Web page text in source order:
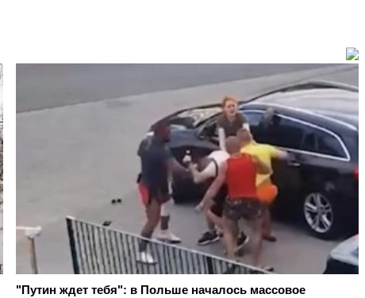
"Путин ждет тебя": в Польше началось массовое